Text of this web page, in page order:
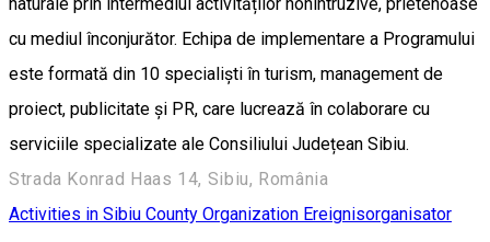
cu mediul înconjurător. Echipa de implementare a Programului
este formată din 10 specialiști în turism, management de
proiect, publicitate și PR, care lucrează în colaborare cu
serviciile specializate ale Consiliului Județean Sibiu.
Strada Konrad Haas 14, Sibiu, România
Activities in Sibiu County Organization Ereignisorganisator